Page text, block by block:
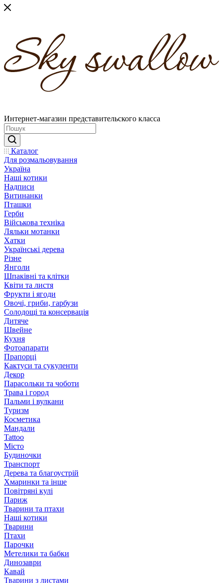
Интернет-магазин представительского класса
Каталог
Для розмальовування
Україна
Наші котики
Надписи
Витинанки
Пташки
Герби
Військова техніка
Ляльки мотанки
Хатки
Українські дерева
Різне
Янголи
Шпаківні та клітки
Квіти та листя
Фрукти і ягоди
Овочі, гриби, гарбузи
Солодощі та консервація
Дитяче
Швейне
Кухня
Фотоапарати
Прапорці
Кактуси та сукуленти
Декор
Парасольки та чоботи
Трава і город
Пальми і вулкани
Туризм
Косметика
Мандали
Tattoo
Місто
Будиночки
Транспорт
Дерева та благоустрій
Хмаринки та інше
Повітряні кулі
Париж
Тварини та птахи
Наші котики
Тварини
Птахи
Парочки
Метелики та бабки
Динозаври
Кавай
Тварини з листами